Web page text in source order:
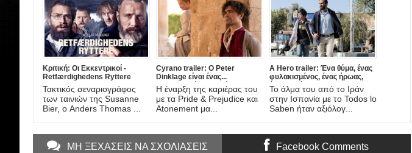
Κριτική: Οι Εκκεντρικοί -
Retfærdighedens Ryttere
[Riders of Justice] (2020)
Τακτικός σεναριογράφος
των ταινιών της Susanne
Bier, ο Anders Thomas ...
Cyrano trailer: Ο Peter
Dinklage είναι ένας...
διαφορετικός Συρανό ντε
Μπερζεράκ στη νέα μιούζικαλ
διασκευή από το σκηνοθέτη
του Darkest Hour!
Η έναρξη της καριέρας του
με τα Pride & Prejudice και
Atonement μα...
A Hero trailer: Ένα θύμα, ένας
φυλακισμένος, ένας ήρωας,
ένας πατέρας. Έρχεται στο
Amazon η νέα ταινία του
Asghar Farhadi!
Το άλμα του από το Ιράν
στην Ισπανία με το Todos lo
Saben ήταν αξιόλογ...
ΜΗ ΞΕΧΑΣΕΙΣ ΝΑ ΣΧΟΛΙΑΣΕΙΣ Facebook Comments